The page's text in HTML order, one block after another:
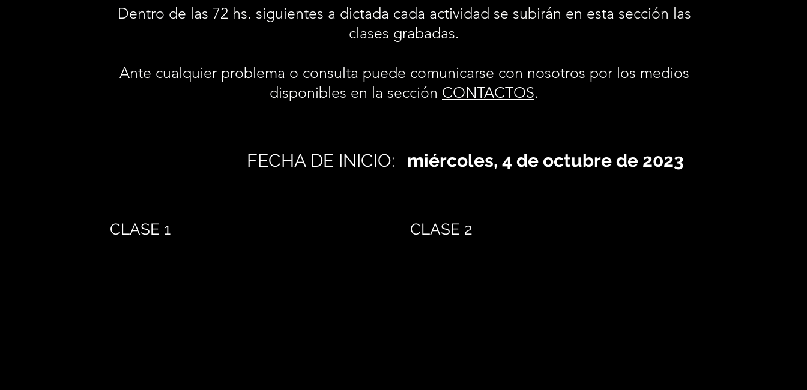
Dentro de las 72 hs. siguientes a dictada cada actividad se subirán en esta sección las
clases grabadas.
Ante cualquier problema o consulta puede comunicarse con nosotros por los medios
disponibles en la sección CONTACTOS.
FECHA DE INICIO: miércoles, 4 de octubre de 2023
CLASE 1 CLASE 2